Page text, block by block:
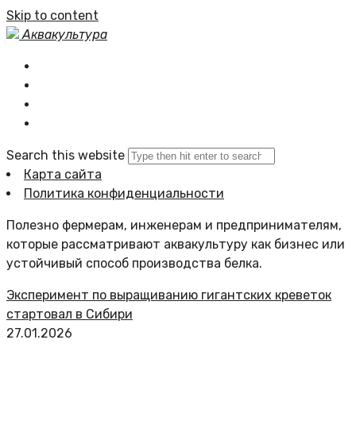
Skip to content
Аквакультура
Search this website
Карта сайта
Политика конфиденциальности
Полезно фермерам, инженерам и предпринимателям,
которые рассматривают аквакультуру как бизнес или
устойчивый способ производства белка.
Эксперимент по выращиванию гигантских креветок
стартовал в Сибири
27.01.2026